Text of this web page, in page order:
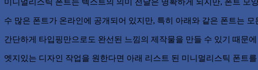
수 많은 폰트가 온라인에 공개되어 있지만, 특히 아래와 같은 폰트는
간단하게 타입핑만으로도 완선된 느낌의 제작물을 만들 수 있기 때문
엣지있는 디자인 작업을 원한다면 아래 리스트 된 미니멀리스틱 폰트